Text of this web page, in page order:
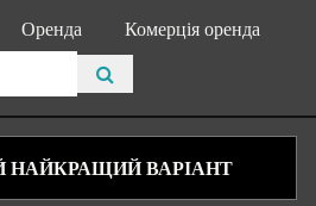
Оренда Комерція оренда
НАЙКРАЩИЙ ВАРІАНТ